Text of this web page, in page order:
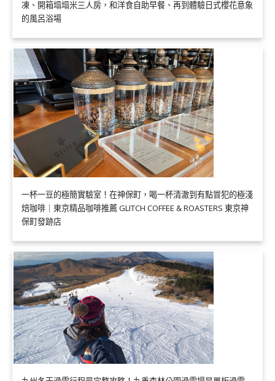
凍、開箱塌塌米三人房，和洋食自助早餐、再到體驗日式櫻花意象
的風呂浴場
一杯一豆的極簡實驗室！在神保町，喝一杯清澈到有點冒犯的極淺
焙咖啡｜東京精品咖啡推薦 GLITCH COFFEE & ROASTERS 東京神
保町發跡店